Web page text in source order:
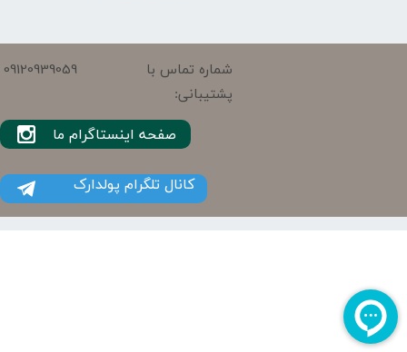
شماره تماس با
پشتیبانی:
09120939059
کانال تلگرام پولدارک
صفحه اینستاگرام ما